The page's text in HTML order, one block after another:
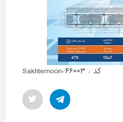
کد : Sakhtemoon-۴۶۰۰۳